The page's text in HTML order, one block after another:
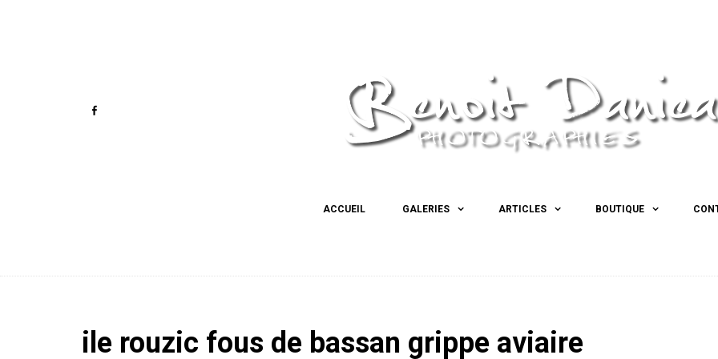
ACCUEIL GALERIES ARTICLES BOUTIQUE
ile rouzic fous de bassan grippe aviaire